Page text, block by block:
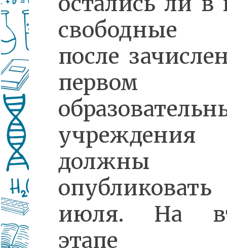
свободные
после
первом
учреждения
должны
июля. На
этапе